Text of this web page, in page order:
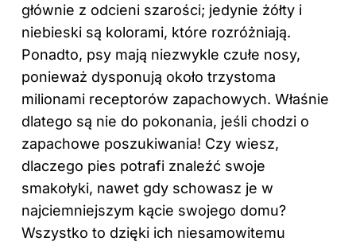
głównie z odcieni szarości; jedynie żółty i
niebieski są kolorami, które rozróżniają.
Ponadto, psy mają niezwykle czułe nosy,
ponieważ dysponują około trzystoma
milionami receptorów zapachowych. Właśnie
dlatego są nie do pokonania, jeśli chodzi o
zapachowe poszukiwania! Czy wiesz,
dlaczego pies potrafi znaleźć swoje
smakołyki, nawet gdy schowasz je w
najciemniejszym kącie swojego domu?
Wszystko to dzięki ich niesamowitemu